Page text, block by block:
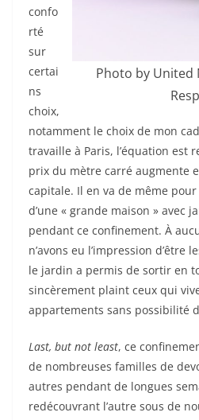
Photo by United
confo
rté
sur
certai
ns
choix,
notamment le choix de mon
travaille à Paris, l’équation est
prix du mètre carré augmente
capitale. Il en va de même
d’une « grande maison » avec
pendant ce confinement. À
n’avons eu l’impression d’être
le jardin a permis de sortir en
sincèrement plaint ceux qui
appartements sans possibilité
Last, but not least, ce
de nombreuses familles de
autres pendant de longues
redécouvrant l’autre sous de